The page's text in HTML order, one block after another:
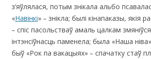
з’яўлялася, потым знікала альбо
«Навінкі» – знікла; былі кінапаказы, якія
– спіс пасольстваў амаль цалкам
інтэнсіўнасць паменела; была «Наша ніва»
быў «Рок па вакацыях» – спачатку стаў